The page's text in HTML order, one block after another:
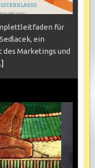
für
ein
des Marketings und